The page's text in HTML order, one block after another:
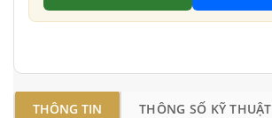
THÔNG TIN THÔNG SỐ KỸ THUẬT